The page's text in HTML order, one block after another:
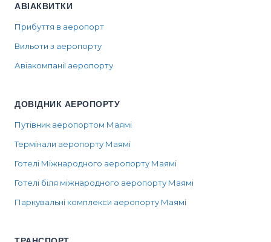
АВІАКВИТКИ
Прибуття в аеропорт
Вильоти з аеропорту
Авіакомпанії аеропорту
ДОВІДНИК АЕРОПОРТУ
Путівник аеропортом Маямі
Термінали аеропорту Маямі
Готелі Міжнародного аеропорту Маямі
Готелі біля міжнародного аеропорту Маямі
Паркувальні комплекси аеропорту Маямі